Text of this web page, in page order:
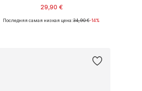
29,90 €
Доступные размеры: One Size
Последняя самая низкая цена:34,90 €-14%